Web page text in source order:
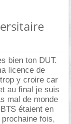
bien ton DUT.
licence de
y croire car
au final je suis
mal de monde
étaient en
fois,